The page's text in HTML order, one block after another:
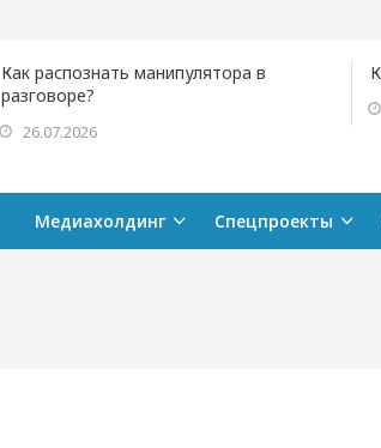
Как распознать манипулятора в
разговоре?
26.07.2026
Медиахолдинг Спецпроекты